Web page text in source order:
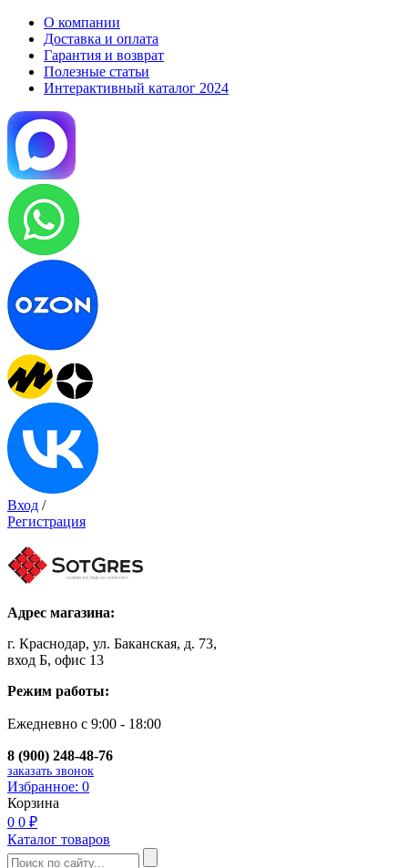
О компании
Доставка и оплата
Гарантия и возврат
Полезные статьи
Интерактивный каталог 2024
Вход /
Регистрация
Адрес магазина:
г. Краснодар, ул. Баканская, д. 73,
вход Б, офис 13
Режим работы:
Ежедневно с 9:00 - 18:00
8 (900) 248-48-76
заказать звонок
Избранное: 0
Корзина
0 0 ₽
Каталог товаров